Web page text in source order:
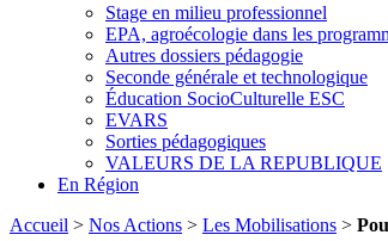
Stage en milieu professionnel
EPA, agroécologie dans les
Autres dossiers pédagogie
Seconde générale et technologique
Éducation SocioCulturelle ESC
EVARS
Sorties pédagogiques
VALEURS DE LA REPUBLIQUE
En Région
Accueil > Nos Actions > Les Mobilisations >